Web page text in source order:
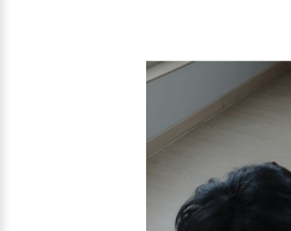
관련기사